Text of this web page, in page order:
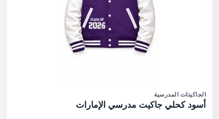
الجاكيتات المدرسية
أسود كحلي جاكيت مدرسي الإمارات